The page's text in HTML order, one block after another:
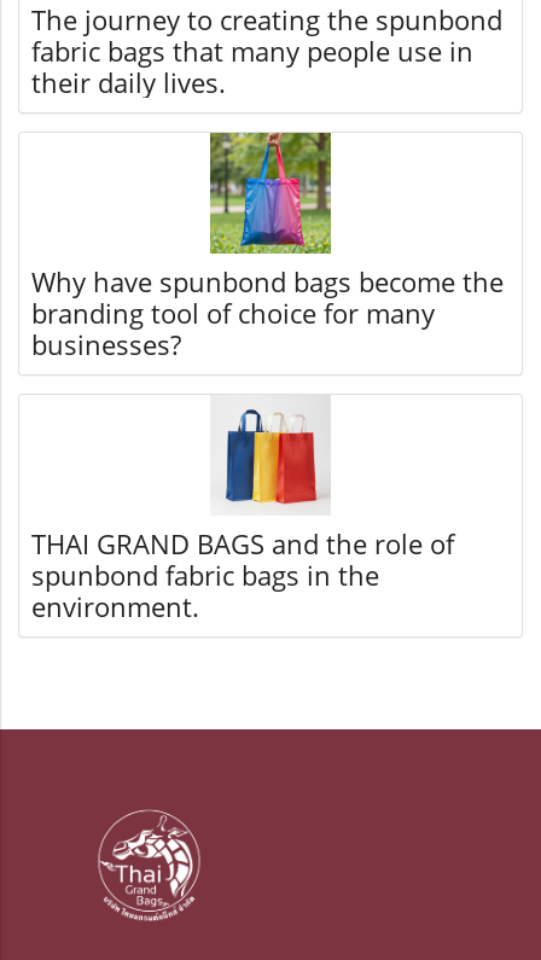
The journey to creating the spunbond
fabric bags that many people use in
their daily lives.
Why have spunbond bags become the
branding tool of choice for many
businesses?
THAI GRAND BAGS and the role of
spunbond fabric bags in the
environment.